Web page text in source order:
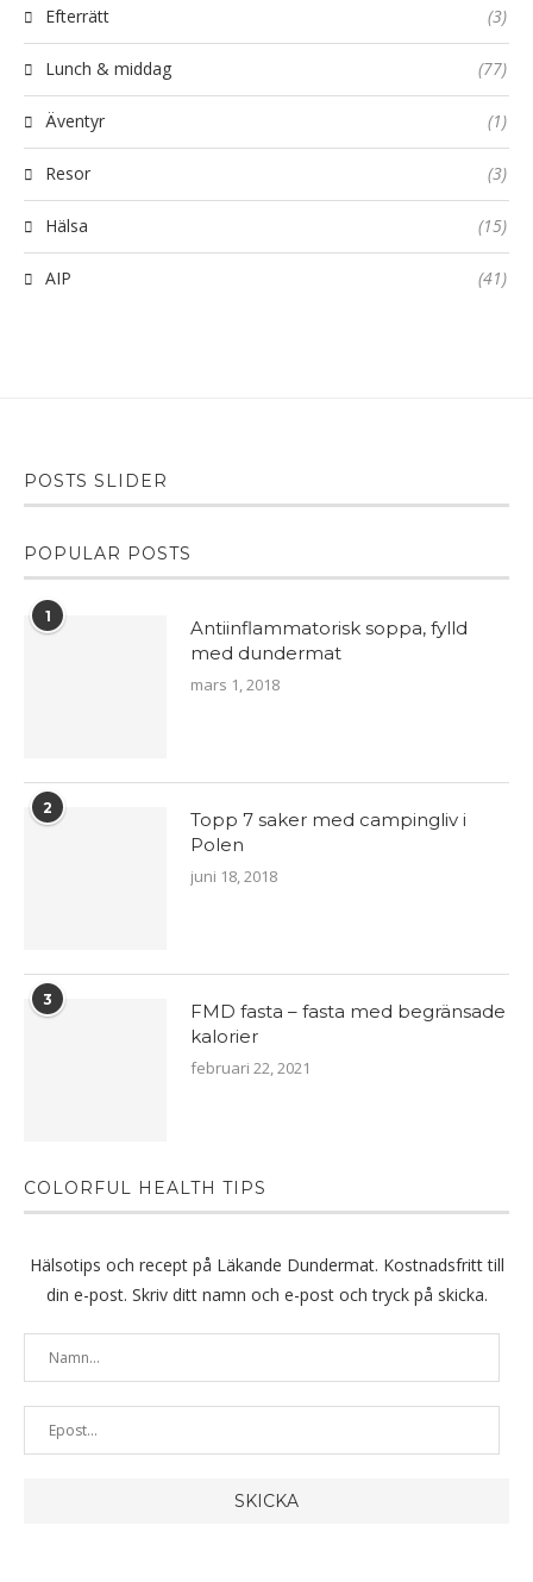
Efterrätt (3)
Lunch & middag (77)
Äventyr (1)
Resor (3)
Hälsa (15)
AIP (41)
POSTS SLIDER
POPULAR POSTS
1
Antiinflammatorisk soppa, fylld
med dundermat
mars 1, 2018
2
Topp 7 saker med campingliv i
Polen
juni 18, 2018
3
FMD fasta – fasta med begränsade
kalorier
februari 22, 2021
COLORFUL HEALTH TIPS
Hälsotips och recept på Läkande Dundermat. Kostnadsfritt till
din e-post. Skriv ditt namn och e-post och tryck på skicka.